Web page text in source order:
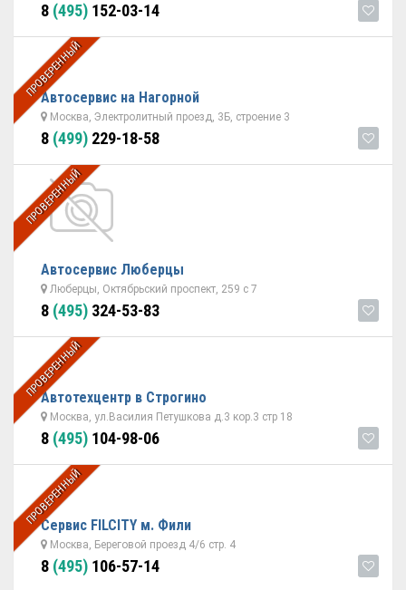
8 (495) 152-03-14
ПРОВЕРЕННЫЙ
Автосервис на Нагорной
Москва, Электролитный проезд, 3Б, строение 3
8 (499) 229-18-58
ПРОВЕРЕННЫЙ
Автосервис Люберцы
Люберцы, Октябрьский проспект, 259 с 7
8 (495) 324-53-83
ПРОВЕРЕННЫЙ
Автотехцентр в Строгино
Москва, ул.Василия Петушкова д.3 кор.3 стр 18
8 (495) 104-98-06
ПРОВЕРЕННЫЙ
Сервис FILCITY м. Фили
Москва, Береговой проезд 4/6 стр. 4
8 (495) 106-57-14